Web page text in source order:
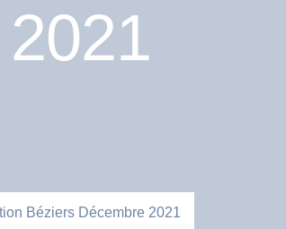
Béziers Décembre 2021